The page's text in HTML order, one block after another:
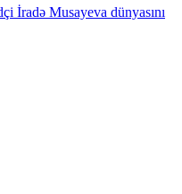
İradə Musayeva dünyasını